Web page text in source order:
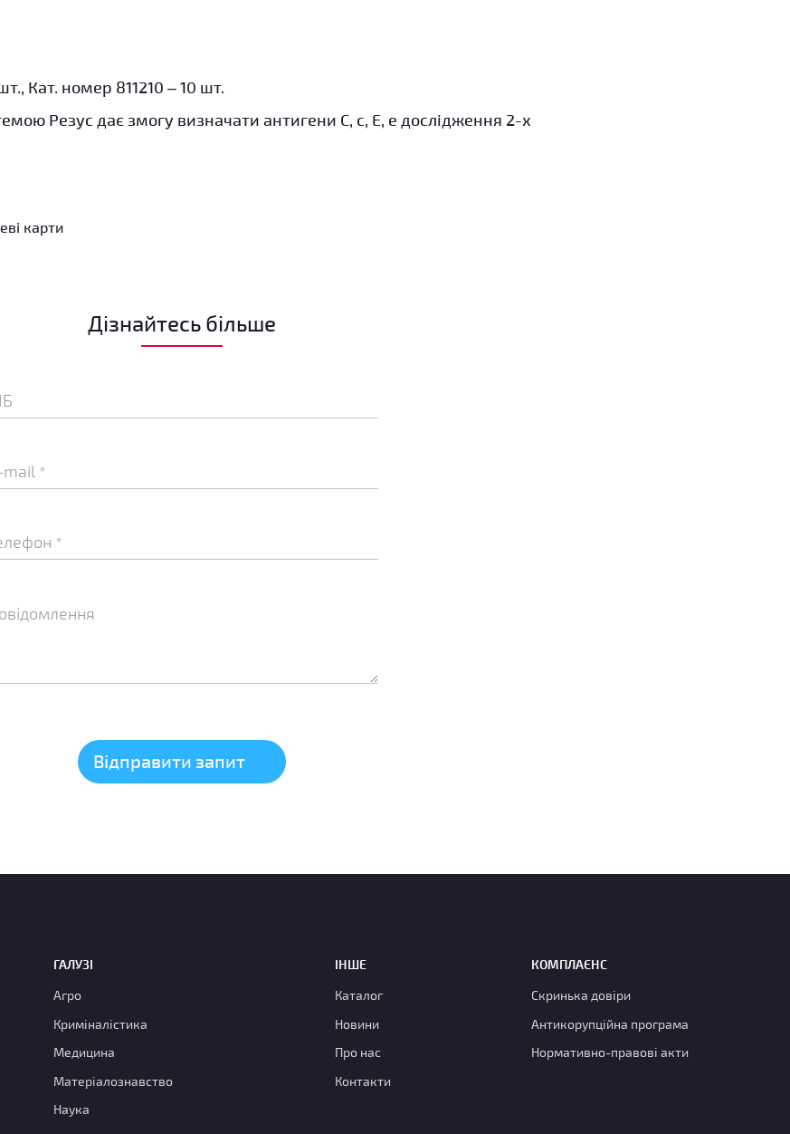
Кат. номер 811210 – 10 шт.
Резус дає змогу визначати антигени С, с, E, e дослідження 2-х
карти
Дізнайтесь більше
ГАЛУЗІ
Агро
Криміналістика
Медицина
Матеріалознавство
Наука
ІНШЕ
Каталог
Новини
Про нас
Контакти
КОМПЛАЄНС
Скринька довіри
Антикорупційна програма
Нормативно-правові акти